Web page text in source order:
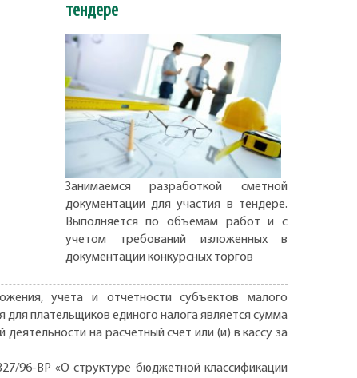
тендере
Занимаемся разработкой сметной
документации для участия в тендере.
Выполняется по объемам работ и с
учетом требований изложенных в
документации конкурсных торгов
учета и отчетности субъектов малого
плательщиков единого налога является сумма
на расчетный счет или (и) в кассу за
96-ВР «О структуре бюджетной классификации